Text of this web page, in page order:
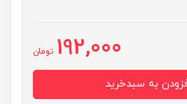
192,000 تومان